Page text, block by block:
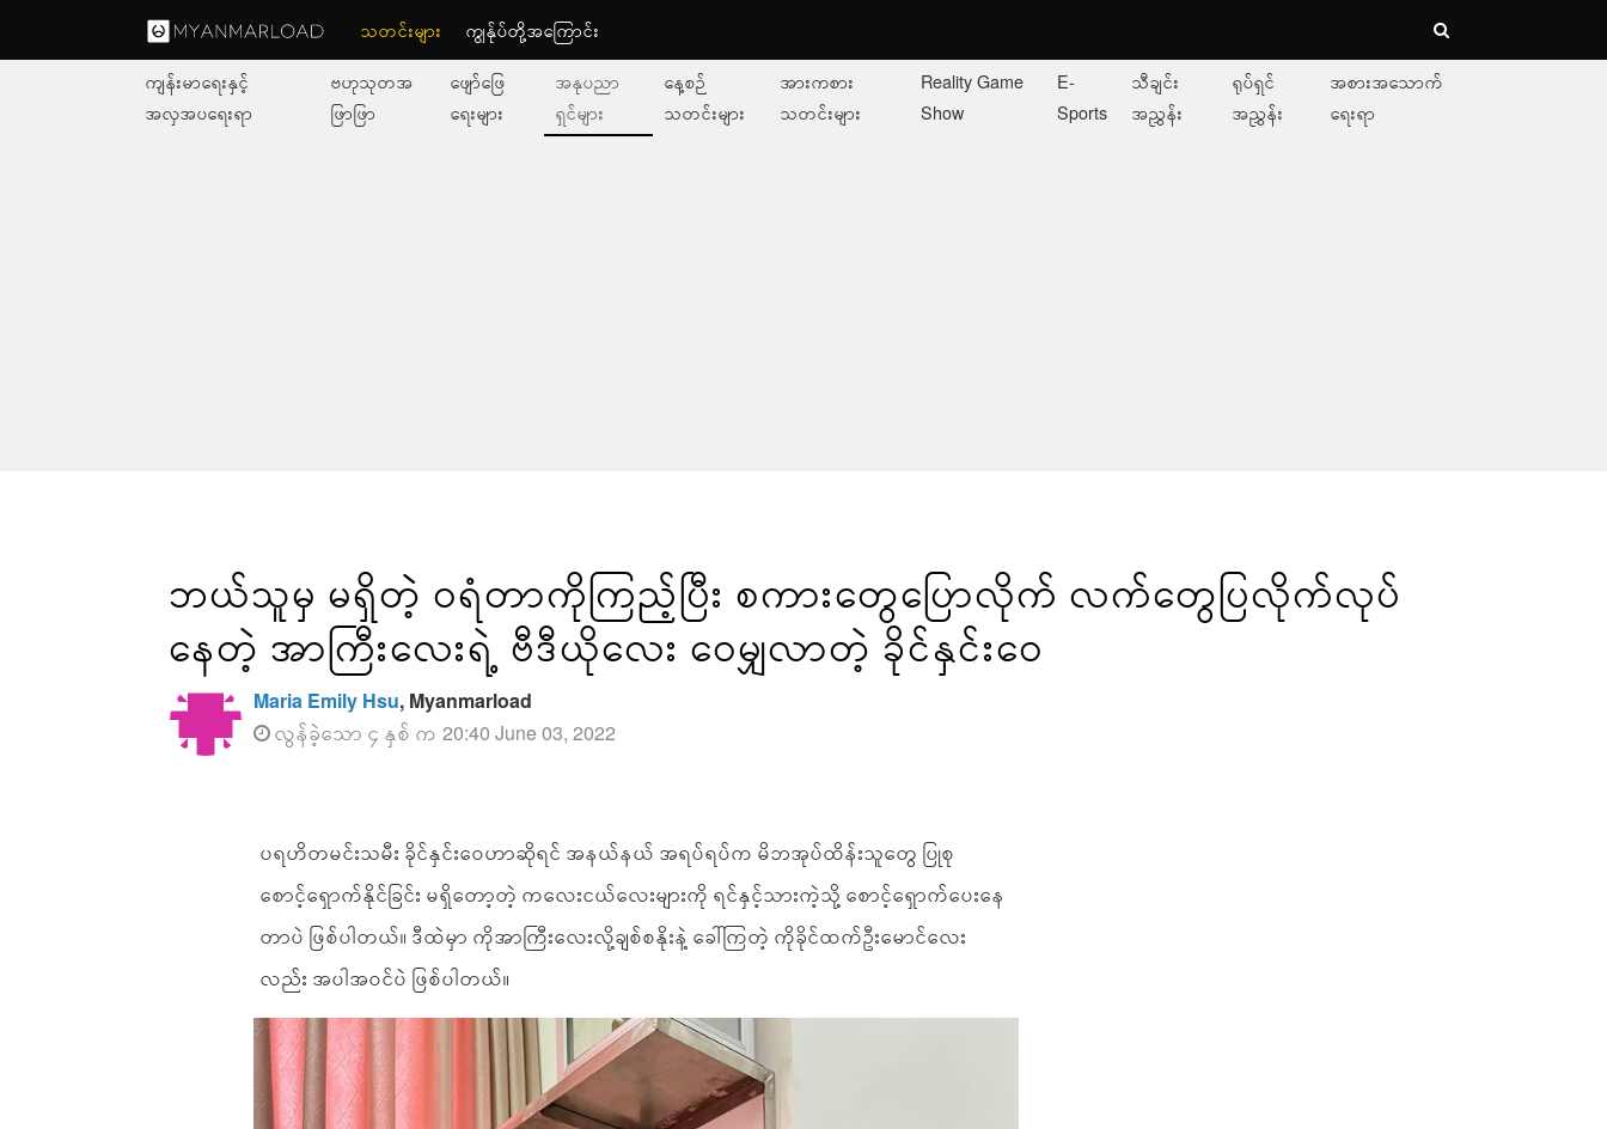
သတင်းများ ကျွနု်ပ်တို့အကြောင်း
ကျန်းမာရေးနှင့်
အလှအပရေးရာ
ဗဟုသုတအ
ဖြာဖြာ
ဖျော်ဖြေ
ရေးများ
အနုပညာ
ရှင်များ
နေ့စဉ်
သတင်းများ
အားကစား
သတင်းများ
Reality Game
Show
E-
Sports
သီချင်း
အညွှန်း
ရုပ်ရှင်
အညွှန်း
အစားအသောက်
ရေးရာ
ဘယ်သူမှ မရှိတဲ့ ဝရံတာကိုကြည့်ပြီး စကားတွေပြောလိုက် လက်တွေပြလိုက်လုပ်
နေတဲ့ အာကြီးလေးရဲ့ ဗီဒီယိုလေး ဝေမျှလာတဲ့ ခိုင်နှင်းဝေ
Maria Emily Hsu, Myanmarload
လွန်ခဲ့သော ၄ နှစ် က 20:40 June 03, 2022
ပရဟိတမင်းသမီး ခိုင်နှင်းဝေဟာဆိုရင် အနယ်နယ် အရပ်ရပ်က မိဘအုပ်ထိန်းသူတွေ ပြုစု
စောင့်ရှောက်နိုင်ခြင်း မရှိတော့တဲ့ ကလေးငယ်လေးများကို ရင်နှင့်သားကဲ့သို့ စောင့်ရှောက်ပေးနေ
တာပဲ ဖြစ်ပါတယ်။ ဒီထဲမှာ ကိုအာကြီးလေးလို့ချစ်စနိုးနဲ့ ခေါ်ကြတဲ့ ကိုခိုင်ထက်ဦးမောင်လေး
လည်း အပါအဝင်ပဲ ဖြစ်ပါတယ်။